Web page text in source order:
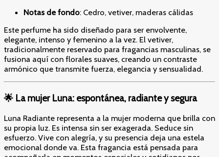
Notas de fondo: Cedro, vetiver, maderas cálidas
Este perfume ha sido diseñado para ser envolvente,
elegante, intenso y femenino a la vez. El vetiver,
tradicionalmente reservado para fragancias masculinas, se
fusiona aquí con florales suaves, creando un contraste
armónico que transmite fuerza, elegancia y sensualidad.
🌟 La mujer Luna: espontánea, radiante y segura
Luna Radiante representa a la mujer moderna que brilla con
su propia luz. Es intensa sin ser exagerada. Seduce sin
esfuerzo. Vive con alegría, y su presencia deja una estela
emocional donde va. Esta fragancia está pensada para